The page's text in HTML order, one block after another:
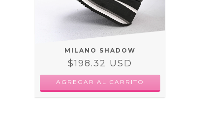
MILANO SHADOW
$198.32 USD
AGREGAR AL CARRITO